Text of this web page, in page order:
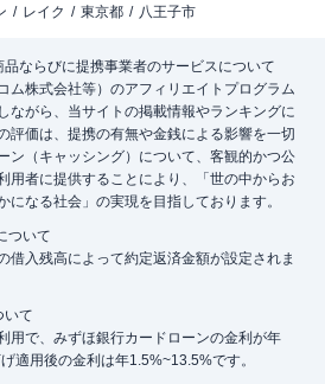
レイク 東京都 八王子市
ならびに提携事業者のサービスについて
ム株式会社等）のアフィリエイトプログラム
ながら、当サイトの掲載情報やランキングに
評価は、提携の有無や金銭による影響を一切
ン（キャッシング）について、客観的かつ公
用者に提供することにより、「世の中からお
になる社会」の実現を目指しております。
ついて
入残高によって約定返済金額が設定されま
いて
用で、みずほ銀行カードローンの金利が年
適用後の金利は年1.5%~13.5%です。